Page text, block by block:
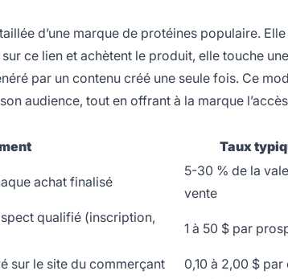
d’une marque de protéines populaire.
ce lien et achètent le produit, elle touche une
par un contenu créé une seule fois. Ce
audience, tout en offrant à la marque
Taux
achat finalisé
5-30 % de la
vente
qualifié (inscription,
1 à 50 $ par
sur le site du commerçant
0,10 à 2,00 $ par